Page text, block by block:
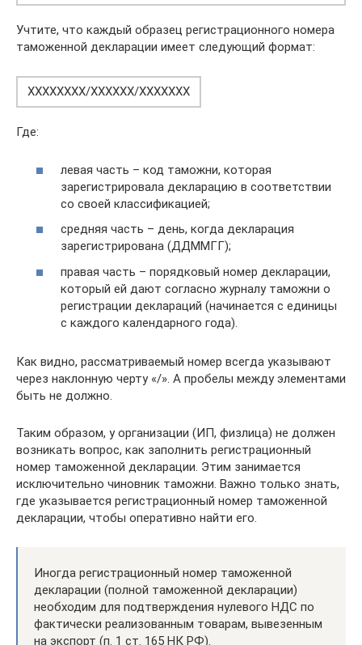
Учтите, что каждый образец регистрационного номера
таможенной декларации имеет следующий формат:
XXXXXXXX/XXXXXX/XXXXXXX
Где:
левая часть – код таможни, которая
зарегистрировала декларацию в соответствии
со своей классификацией;
средняя часть – день, когда декларация
зарегистрирована (ДДММГГ);
правая часть – порядковый номер декларации,
который ей дают согласно журналу таможни о
регистрации деклараций (начинается с единицы
с каждого календарного года).
Как видно, рассматриваемый номер всегда указывают
через наклонную черту «/». А пробелы между элементами
быть не должно.
Таким образом, у организации (ИП, физлица) не должен
возникать вопрос, как заполнить регистрационный
номер таможенной декларации. Этим занимается
исключительно чиновник таможни. Важно только знать,
где указывается регистрационный номер таможенной
декларации, чтобы оперативно найти его.
Иногда регистрационный номер таможенной
декларации (полной таможенной декларации)
необходим для подтверждения нулевого НДС по
фактически реализованным товарам, вывезенным
на экспорт (п. 1 ст. 165 НК РФ).